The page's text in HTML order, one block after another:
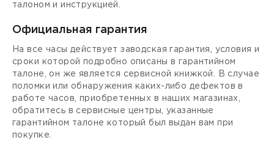
талоном и инструкцией.
Официальная гарантия
На все часы действует заводская гарантия, условия и
сроки которой подробно описаны в гарантийном
талоне, он же является сервисной книжкой. В случае
поломки или обнаружения каких-либо дефектов в
работе часов, приобретенных в наших магазинах,
обратитесь в сервисные центры, указанные
гарантийном талоне который был выдан вам при
покупке.